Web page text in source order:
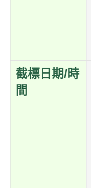
截標日期/時
間